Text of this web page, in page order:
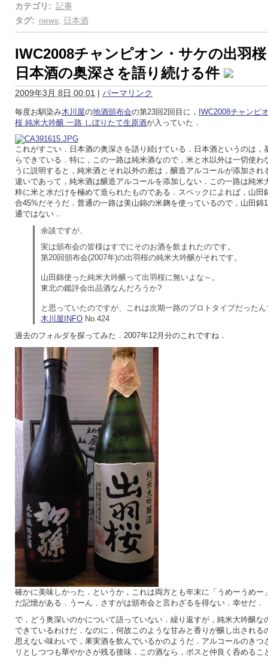
カテゴリ : 記事
タグ: news, 日本酒
IWC2008チャンピオン・サケの出羽
日本酒の奥深さを語り続ける件
2009年3月 8日 00:01 | パーマリンク
毎度お馴染み木川屋の地酒頒布会の第23回2回目に， IWC2008チャンピ
桜 純米大吟醸 一路 しぼりたて生原酒が入っていた．
これがすごい．日本酒の奥深さを語り続けている．日本酒というのは，
らできている．特に，この一路は純米酒なので，米と水以外は一切使わ
うに説明すると，純米酒とそれ以外の差は，醸造アルコールが添加され
違いであって，純米酒は醸造アルコールを添加しない．この一路は純米
粋に米と水だけを極めて造られたものである．スペックによれば，山田
合45%だそうだ．普通の一路は美山錦の米麹を使っているので，山田錦
通ではない．
余談ですが、
実は頒布会の皆様はすでにそのお酒を飲まれたのです。
第20回頒布会(2007年)の出羽桜の純米大吟醸がそれです。
山田錦使った純米大吟醸って出羽桜に無いよな～。
東北の鑑評会出品酒なんだろうか?
と思っていたのですが、 これは次期一路のプロトタイプだった
木川屋INFO No.424
過去のフォルダを探ってみた．2007年12月分のこれですね．
確かに美味しかった．というか，これは両方とも年末に「うめーうめー
だ記憶がある．うーん．さすがは頒布会と言わざるを得ない．幸せだ．
で，どう奥深いのかについて語っていない．繰り返すが，純米大吟醸な
できているわけだ．なのに，何故このような甘みと香りが醸し出される
思えない味わいで，果実酒を飲んでいるかのようだ．アルコールのきつ
リとしつつも華やかさが残る後味．この酒なら，ボスと仲良く呑めるこ